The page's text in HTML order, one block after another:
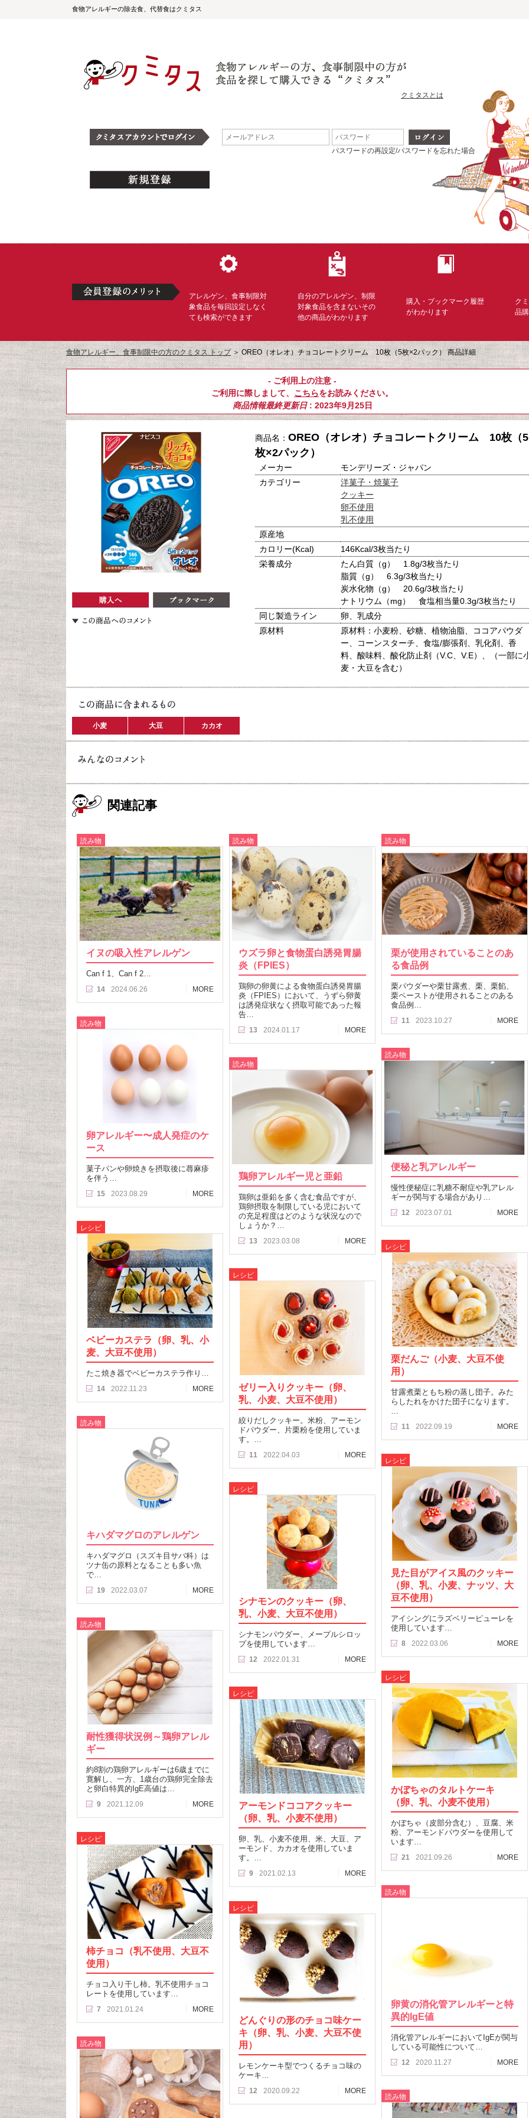
食物アレルギーの除去食、代替食はクミタス
クミタスとは
パスワードの再設定/パスワードを忘れた場合
アレルゲン、食事制限対
象食品を毎回設定しなく
ても検索ができます
自分のアレルゲン、制限
対象食品を含まないその
他の商品がわかります
購入・ブックマーク履歴
がわかります
ク
品
食物アレルギー、食事制限中の方のクミタス トップ＞OREO（オレオ）チョコレートクリーム 10枚（5枚×2パック） 商品詳細
- ご利用上の注意 -
ご利用に際しまして、 こちらをお読みください。
商品情報最終更新日: 2023年9月25日
商品名： OREO（オレオ）チョコレートクリーム 10枚（5
枚×2パック）
メーカー
モンデリーズ・ジャパン
カテゴリー
洋菓子・焼菓子
クッキー
卵不使用
乳不使用
原産地
カロリー(Kcal)
146Kcal/3枚当たり
栄養成分
たん白質（g） 1.8g/3枚当たり
脂質（g） 6.3g/3枚当たり
炭水化物（g） 20.6g/3枚当たり
ナトリウム（mg） 食塩相当量0.3g/3枚当たり
同じ製造ライン
卵、乳成分
原材料
原材料：小麦粉、砂糖、植物油脂、ココアパウダ
ー、コーンスターチ、食塩/膨張剤、乳化剤、香
料、酸味料、酸化防止剤（V.C、V.E）、（一部に
麦・大豆を含む）
小麦 大豆 カカオ
関連記事
読み物
イヌの吸入性アレルゲン
Can f 1、Can f 2…
14 2024.06.26 MORE
読み物
ウズラ卵と食物蛋白誘発胃腸
炎（FPIES）
鶏卵の卵黄による食物蛋白誘発胃腸
炎（FPIES）において、うずら卵黄
は誘発症状なく摂取可能であった報
告…
13 2024.01.17 MORE
読み物
栗が使用されていることのあ
る食品例
栗パウダーや栗甘露煮、栗、栗餡、
栗ペーストが使用されることのある
食品例…
11 2023.10.27 MORE
読み物
卵アレルギー〜成人発症のケ
ース
菓子パンや卵焼きを摂取後に蕁麻疹
を伴う…
15 2023.08.29 MORE
読み物
便秘と乳アレルギー
慢性便秘症に乳糖不耐症や乳アレル
ギーが関与する場合があり…
12 2023.07.01 MORE
読み物
鶏卵アレルギー児と亜鉛
鶏卵は亜鉛を多く含む食品ですが、
鶏卵摂取を制限している児において
の充足程度はどのような状況なので
しょうか？…
13 2023.03.08 MORE
レシピ
ベビーカステラ（卵、乳、小
麦、大豆不使用）
たこ焼き器でベビーカステラ作り…
14 2022.11.23 MORE
レシピ
栗だんご（小麦、大豆不使
用）
甘露煮栗ともち粉の蒸し団子。みた
らしたれをかけた団子になります。
…
11 2022.09.19 MORE
レシピ
ゼリー入りクッキー（卵、
乳、小麦、大豆不使用）
絞りだしクッキー。米粉、アーモン
ドパウダー、片栗粉を使用していま
す。…
11 2022.04.03 MORE
読み物
キハダマグロのアレルゲン
キハダマグロ（スズキ目サバ科）は
ツナ缶の原料となることも多い魚
で…
19 2022.03.07 MORE
レシピ
見た目がアイス風のクッキー
（卵、乳、小麦、ナッツ、大
豆不使用）
アイシングにラズベリーピューレを
使用しています…
8 2022.03.06 MORE
レシピ
シナモンのクッキー（卵、
乳、小麦、大豆不使用）
シナモンパウダー、メープルシロッ
プを使用しています…
12 2022.01.31 MORE
読み物
耐性獲得状況例～鶏卵アレル
ギー
約8割の鶏卵アレルギーは6歳までに
寛解し、一方、1歳台の鶏卵完全除去
と卵白特異的IgE高値は…
9 2021.12.09 MORE
レシピ
かぼちゃのタルトケーキ
（卵、乳、小麦不使用）
かぼちゃ（皮部分含む）、豆腐、米
粉、アーモンドパウダーを使用して
います…
21 2021.09.26 MORE
レシピ
アーモンドココアクッキー
（卵、乳、小麦不使用）
卵、乳、小麦不使用、米、大豆、ア
ーモンド、カカオを使用していま
す。…
9 2021.02.13 MORE
レシピ
柿チョコ（乳不使用、大豆不
使用）
チョコ入り干し柿。乳不使用チョコ
レートを使用しています…
7 2021.01.24 MORE
読み物
卵黄の消化管アレルギーと特
異的IgE値
消化管アレルギーにおいてIgEが関与
している可能性について…
12 2020.11.27 MORE
レシピ
どんぐりの形のチョコ味ケー
キ（卵、乳、小麦、大豆不使
用）
レモンケーキ型でつくるチョコ味の
ケーキ…
12 2020.09.22 MORE
読み物
読み物